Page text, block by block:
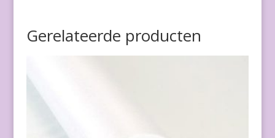
Gerelateerde producten